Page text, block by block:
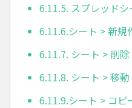
6.11.5. スプレッド
6.11.6.シート > 新規
6.11.7. シート > 削除
6.11.8. シート > 移動
6.11.9.シート > コピ